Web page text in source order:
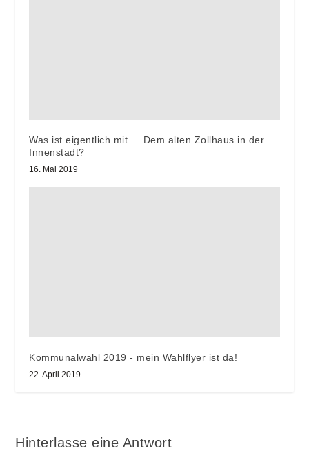
Was ist eigentlich mit ... Dem alten Zollhaus in der
Innenstadt?
16. Mai 2019
Kommunalwahl 2019 - mein Wahlflyer ist da!
22. April 2019
Hinterlasse eine Antwort